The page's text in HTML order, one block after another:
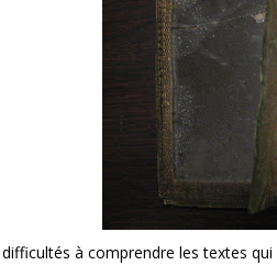
difficultés à comprendre les textes